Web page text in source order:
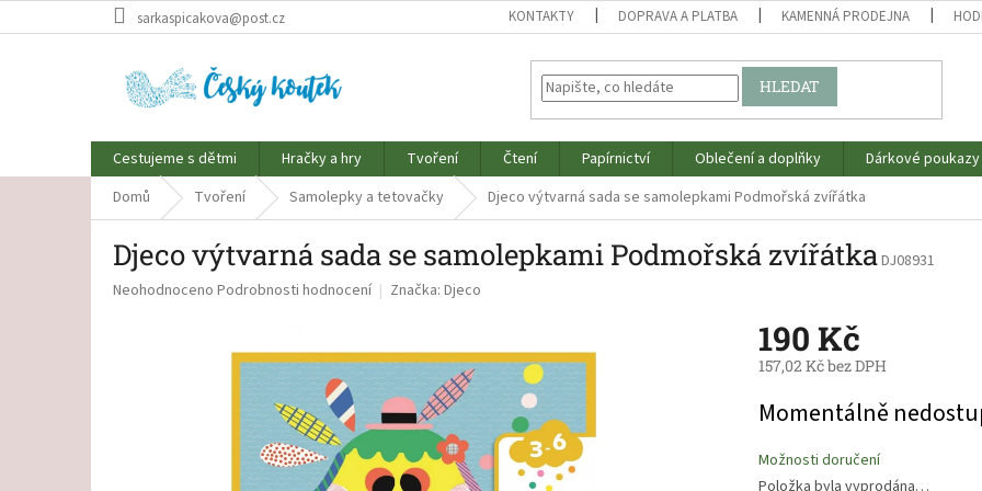
na
sarkaspicakova@post.cz KONTAKTY DOPRAVA A PLATBA KAMENNÁ PRODEJNA
HLEDAT
Cestujeme s dětmi Hračky a hry Tvoření Čtení Papírnictví Oblečení a doplňky Dárkové poukazy
Domů
Tvoření Samolepky a tetovačky Djeco výtvarná sada se samolepkami Podmořská zvířátka
Djeco výtvarná sada se samolepkami Podmořská zvířátkaDJ08931
Průměrné
Neohodnoceno Podrobnosti hodnocení Značka: Djeco
190 Kč
157,02 Kč bez DPH
cena:
Momentálně
Možnosti doručení